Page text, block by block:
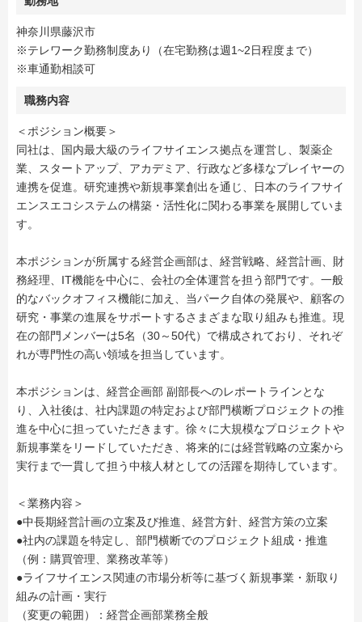
神奈川県藤沢市
※テレワーク勤務制度あり（在宅勤務は週1~2日程度まで）
※車通勤相談可
職務内容
＜ポジション概要＞
同社は、国内最大級のライフサイエンス拠点を運営し、製薬企
業、スタートアップ、アカデミア、行政など多様なプレイヤーの
連携を促進。研究連携や新規事業創出を通じ、日本のライフサイ
エンスエコシステムの構築・活性化に関わる事業を展開していま
す。
本ポジションが所属する経営企画部は、経営戦略、経営計画、財
務経理、IT機能を中心に、会社の全体運営を担う部門です。一般
的なバックオフィス機能に加え、当パーク自体の発展や、顧客の
研究・事業の進展をサポートするさまざまな取り組みも推進。現
在の部門メンバーは5名（30～50代）で構成されており、それぞ
れが専門性の高い領域を担当しています。
本ポジションは、経営企画部 副部長へのレポートラインとな
り、入社後は、社内課題の特定および部門横断プロジェクトの推
進を中心に担っていただきます。徐々に大規模なプロジェクトや
新規事業をリードしていただき、将来的には経営戦略の立案から
実行まで一貫して担う中核人材としての活躍を期待しています。
＜業務内容＞
●中長期経営計画の立案及び推進、経営方針、経営方策の立案
●社内の課題を特定し、部門横断でのプロジェクト組成・推進
（例：購買管理、業務改革等）
●ライフサイエンス関連の市場分析等に基づく新規事業・新取り
組みの計画・実行
（変更の範囲）：経営企画部業務全般